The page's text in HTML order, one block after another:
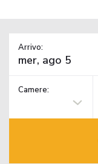
Arrivo:
Camere: